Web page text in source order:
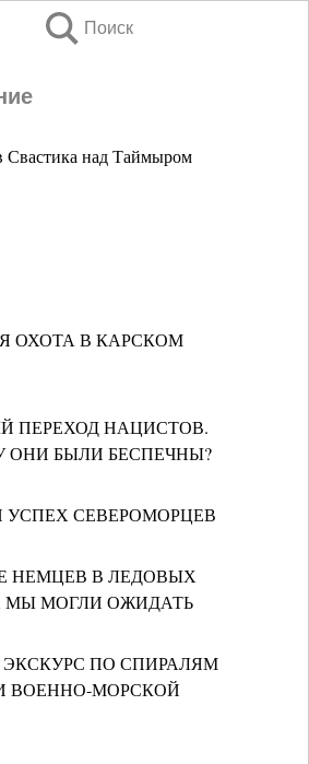
Поиск
Свастика над Таймыром
ОХОТА В КАРСКОМ
ПЕРЕХОД НАЦИСТОВ.
ОНИ БЫЛИ БЕСПЕЧНЫ?
УСПЕХ СЕВЕРОМОРЦЕВ
НЕМЦЕВ В ЛЕДОВЫХ
МОГЛИ ОЖИДАТЬ
ЭКСКУРС ПО СПИРАЛЯМ
ВОЕННО-МОРСКОЙ